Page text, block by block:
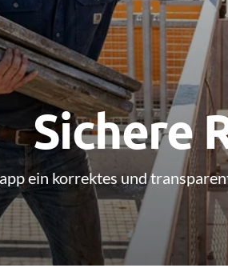
Sichere
ein korrektes und